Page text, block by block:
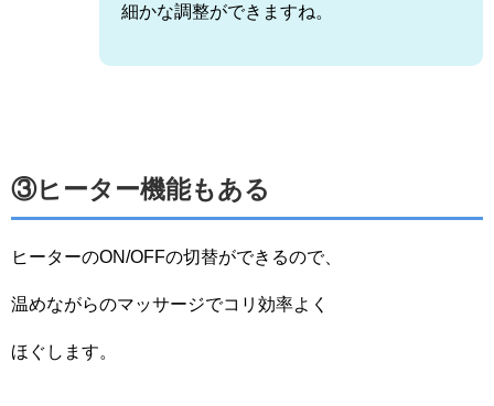
細かな調整ができますね。
③ヒーター機能もある
ヒーターのON/OFFの切替ができるので、
温めながらのマッサージでコリ効率よく
ほぐします。